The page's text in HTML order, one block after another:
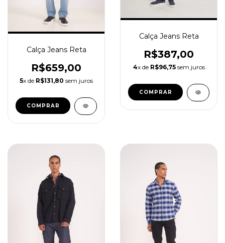
Calça Jeans Reta
R$659,00
5x de R$131,80 sem juros
COMPRAR
Calça Jeans Reta
R$387,00
4x de R$96,75sem juros
COMPRAR